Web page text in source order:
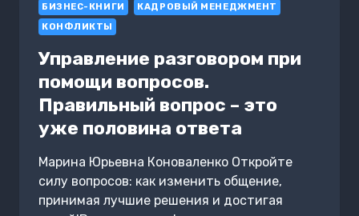
ПРАКТИКИ
ЗАЩИТЫ
И
БЛАГОДАРНОСТИ,
ЧЕННЕЛИНГ
БИЗНЕС-КНИГИ
КАДРОВЫЙ МЕНЕДЖМЕНТ
КОНФЛИКТЫ
Управление разговором при
помощи вопросов.
Правильный вопрос – это
уже половина ответа
Марина Юрьевна Коноваленко Откройте
силу вопросов: как изменить общение,
принимая лучшие решения и достигая